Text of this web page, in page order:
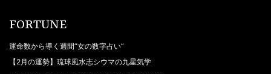
FORTUNE
運命数から導く週間“女の数字占い”
【2月の運勢】琉球風水志シウマの九星気学